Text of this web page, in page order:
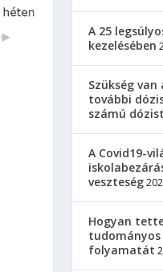
A 25
kezelésében
Szükség van
további
számú
A Covid19-
veszteség
Hogyan
folyamatát